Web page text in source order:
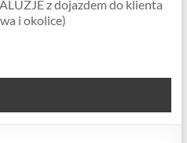
z dojazdem do klienta
i okolice)